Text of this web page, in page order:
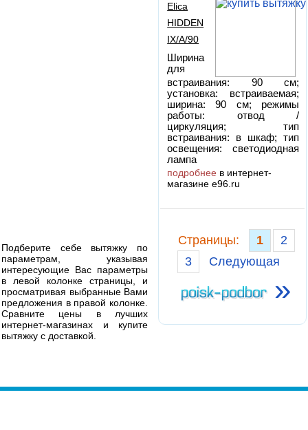
Elica
HIDDEN
IX/A/90
Ширина
для
встраивания: 90 см;
установка: встраиваемая;
ширина: 90 см; режимы
работы: отвод /
циркуляция; тип
встраивания: в шкаф; тип
освещения: светодиодная
лампа
подробнее в интернет-
магазине e96.ru
Cтраницы: 1
2
3
Следующая
»
Подберите себе вытяжку по
параметрам, указывая
интересующие Вас параметры
в левой колонке страницы, и
просматривая выбранные Вами
предложения в правой колонке.
Сравните цены в лучших
интернет-магазинах и купите
вытяжку с доставкой.